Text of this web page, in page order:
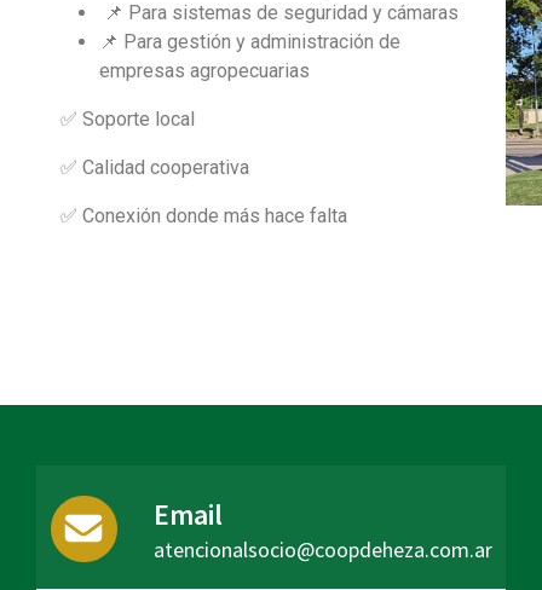
📌 Para sistemas de seguridad y cámaras
📌 Para gestión y administración de
empresas agropecuarias
✅ Soporte local
✅ Calidad cooperativa
✅ Conexión donde más hace falta
Email
atencionalsocio@coopdeheza.com.ar